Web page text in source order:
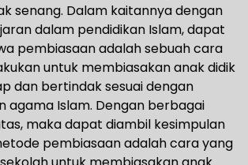
senang. Dalam kaitannya dengan
dalam pendidikan Islam, dapat
pembiasaan adalah sebuah cara
untuk membiasakan anak didik
dan bertindak sesuai dengan
agama Islam. Dengan berbagai
maka dapat diambil kesimpulan
pembiasaan adalah cara yang